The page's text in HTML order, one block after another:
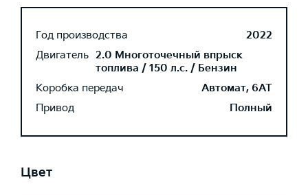
Год производства
2022
Двигатель 2.0 Многоточечный впрыск
топлива / 150 л.с. / Бензин
Коробка передач
Автомат, 6AT
Привод
Полный
Цвет